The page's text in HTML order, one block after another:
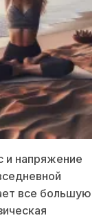
и напряжение
все большую